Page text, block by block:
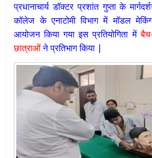
प्रधानाचार्य डॉक्टर प्रशांत गुप्ता के
कॉलेज के एनाटोमी विभाग में मॉडल मेकिंग
आयोजन किया गया इस प्रतियोगिता में
छात्राओंने प्रतिभाग किया |